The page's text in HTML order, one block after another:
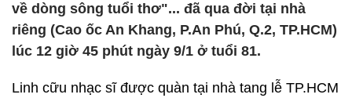
về dòng sông tuổi thơ"... đã qua đời tại nhà
riêng (Cao ốc An Khang, P.An Phú, Q.2, TP.HCM)
lúc 12 giờ 45 phút ngày 9/1 ở tuổi 81.
Linh cữu nhạc sĩ được quàn tại nhà tang lễ TP.HCM